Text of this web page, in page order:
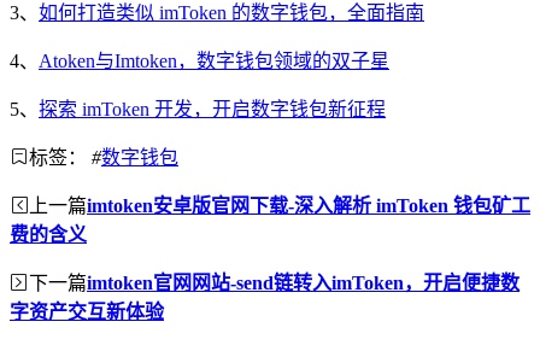
3、 如何打造类似 imToken 的数字钱包，全面指南
4、 Atoken与Imtoken，数字钱包领域的双子星
5、 探索 imToken 开发，开启数字钱包新征程
标签： #数字钱包
上一篇imtoken安卓版官网下载-深入解析 imToken 钱包矿工
费的含义
下一篇imtoken官网网站-send链转入imToken，开启便捷数
字资产交互新体验